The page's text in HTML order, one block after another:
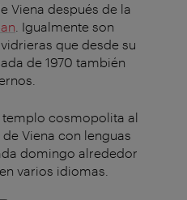
Viena después de la
. Igualmente son
que desde su
de 1970 también
templo cosmopolita al
Viena con lenguas
domingo alrededor
varios idiomas.